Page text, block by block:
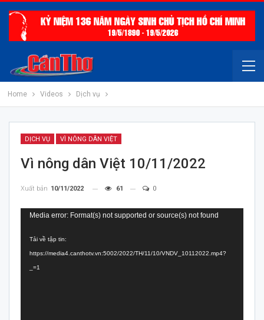
Home Videos Dịch vụ
DỊCH VỤ VÌ NÔNG DÂN VIỆT
Vì nông dân Việt 10/11/2022
Xuất bản 10/11/2022 61 0
Trình
Video
Media error: Format(s) not supported or source(s) not found
Tải về tập tin:
https://media4.canthotv.vn:5002/2022/TH/11/10/VNDV_10112022.mp4?
_=1